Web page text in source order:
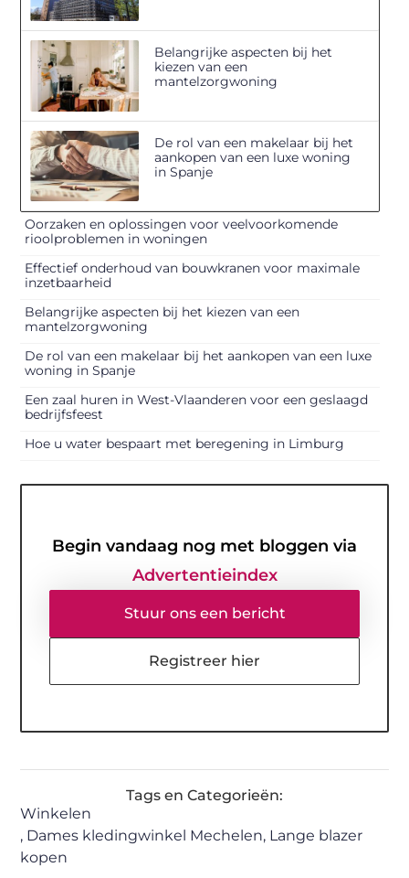
Belangrijke aspecten bij het
kiezen van een
mantelzorgwoning
De rol van een makelaar bij het
aankopen van een luxe woning
in Spanje
Oorzaken en oplossingen voor veelvoorkomende
rioolproblemen in woningen
Effectief onderhoud van bouwkranen voor maximale
inzetbaarheid
Belangrijke aspecten bij het kiezen van een
mantelzorgwoning
De rol van een makelaar bij het aankopen van een luxe
woning in Spanje
Een zaal huren in West-Vlaanderen voor een geslaagd
bedrijfsfeest
Hoe u water bespaart met beregening in Limburg
Begin vandaag nog met bloggen via
Advertentieindex
Stuur ons een bericht
Registreer hier
Tags en Categorieën:
Winkelen
, Dames kledingwinkel Mechelen, Lange blazer
kopen